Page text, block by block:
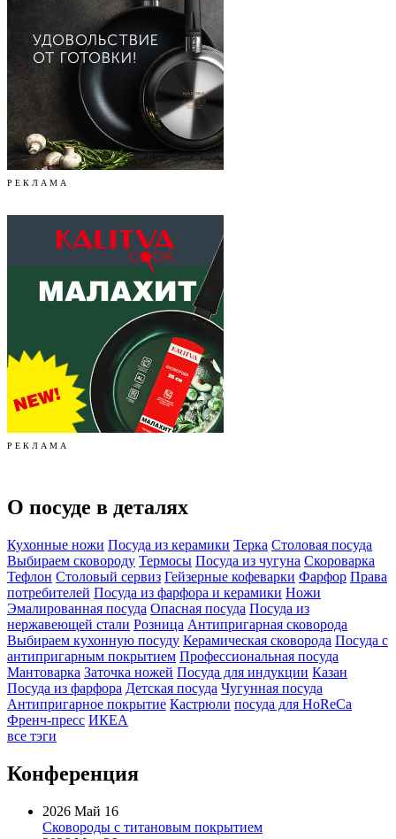
Р Е К Л А М А
Р Е К Л А М А
О посуде в деталях
Кухонные ножи Посуда из керамики Терка Столовая посуда
Выбираем сковороду Термосы Посуда из чугуна Скороварка
Тефлон Столовый сервиз Гейзерные кофеварки Фарфор Права
потребителей Посуда из фарфора и керамики Ножи
Эмалированная посуда Опасная посуда Посуда из
нержавеющей стали Розница Антипригарная сковорода
Выбираем кухонную посуду Керамическая сковорода Посуда с
антипригарным покрытием Профессиональная посуда
Мантоварка Заточка ножей Посуда для индукции Казан
Посуда из фарфора Детская посуда Чугунная посуда
Антипригарное покрытие Кастрюли посуда для HoReCa
Френч-пресс ИКЕА
все тэги
Конференция
2026 Май 16
Сковороды с титановым покрытием